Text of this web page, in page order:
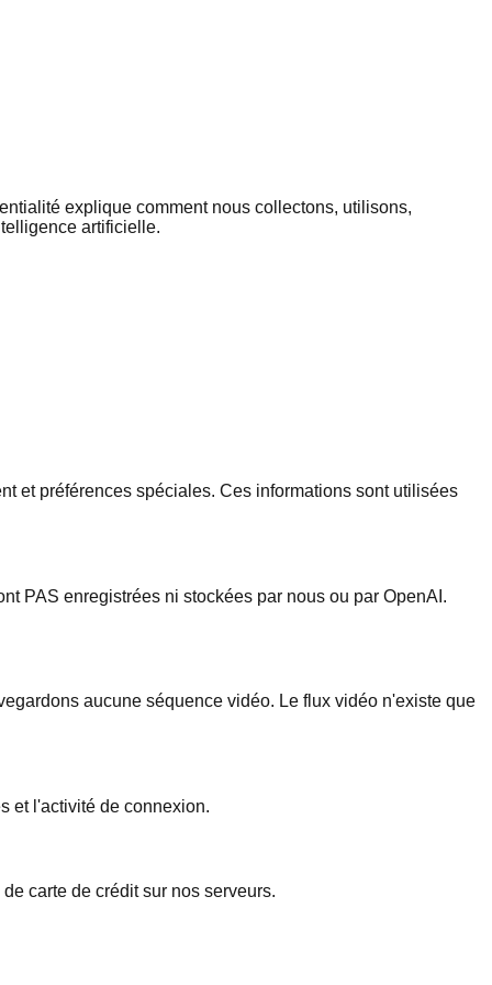
explique comment nous collectons, utilisons,
artificielle.
et préférences spéciales. Ces informations sont utilisées
PAS enregistrées ni stockées par nous ou par OpenAI.
aucune séquence vidéo. Le flux vidéo n'existe que
et l'activité de connexion.
carte de crédit sur nos serveurs.